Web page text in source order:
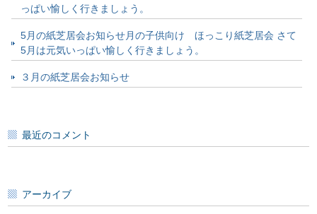
っぱい愉しく行きましょう。
5月の紙芝居会お知らせ月の子供向け ほっこり紙芝居会 さて
5月は元気いっぱい愉しく行きましょう。
３月の紙芝居会お知らせ
最近のコメント
アーカイブ